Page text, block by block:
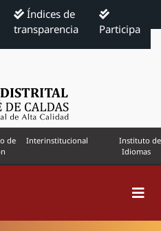
Índices de
transparencia
Participa
de
Interinstitucional
Instituto de
Idiomas